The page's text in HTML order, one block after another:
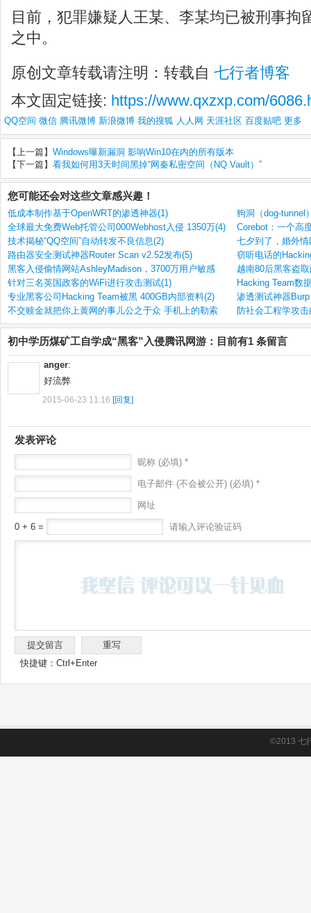
目前，犯罪嫌疑人王某、李某均已被刑事拘
之中。
原创文章转载请注明：转载自 七行者博客
本文固定链接: https://www.qxzxp.com/
QQ空间 微信 腾讯微博 新浪微博 我的搜狐 人人网 天涯社区 百度贴吧 更多
【上一篇】 Windows曝新漏洞 影响Win10在内的所有版本
【下一篇】 看我如何用3天时间黑掉“网秦私密空间（NQ Vault）”
您可能还会对这些文章感兴趣！
低成本制作基于OpenWRT的渗透神器(1)
狗洞（dog-tunnel
全球最大免费Web托管公司000Webhost入侵 1350万(4)
Corebot：一个高
技术揭秘“QQ空间”自动转发不良信息(2)
七夕到了，婚外
路由器安全测试神器Router Scan v2.52发布(5)
窃听电话的
黑客入侵偷情网站AshleyMadison，3700万用户敏感
越南80后黑客盗
针对三名英国政客的WiFi进行攻击测试(1)
Hacking Team数
专业黑客公司Hacking Team被黑 400GB内部资料(2)
渗透测试神器
不交赎金就把你上黄网的事儿公之于众 手机上的勒索
防社会工程学攻
初中学历煤矿工自学成“黑客”入侵腾讯网游：目前有1 条留言
anger:
好流弊
2015-06-23 11:16 [回复]
发表评论
昵称 (必填) *
电子邮件 (不会被公开) (必填) *
网址
0 + 6 = 请输入评论验证码
快捷键：Ctrl+Enter
©2013 七